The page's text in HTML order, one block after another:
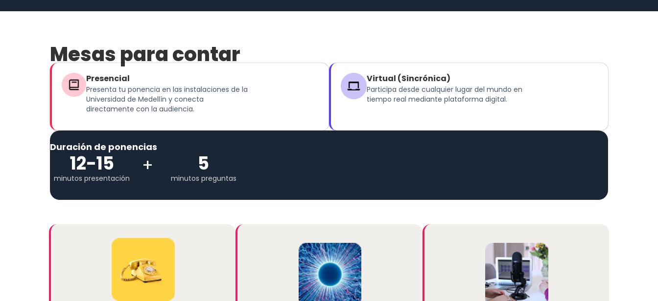
Mesas para contar
Presencial
Presenta tu ponencia en las instalaciones de la
Universidad de Medellín y conecta
directamente con la audiencia.
Virtual (Sincrónica)
Participa desde cualquier lugar del mundo en
tiempo real mediante plataforma digital.
Duración de ponencias
12-15
minutos presentación
+ 5
minutos preguntas